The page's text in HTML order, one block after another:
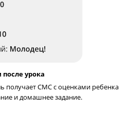
24/7
поможет ученику
по домашнему заданию.